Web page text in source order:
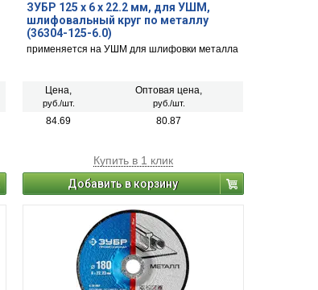
ЗУБР 125 x 6 х 22.2 мм, для УШМ,
шлифовальный круг по металлу
(36304-125-6.0)
применяется на УШМ для шлифовки металла
Цена,
руб./шт.
Оптовая цена,
руб./шт.
84.69 80.87
Купить в 1 клик
Добавить в корзину